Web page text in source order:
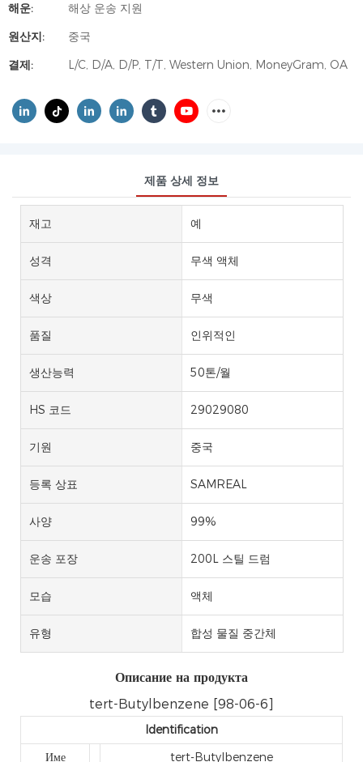
해운:
해상 운송 지원
원산지:
중국
결제:
L/C, D/A, D/P, T/T, Western Union, MoneyGram, OA
제품 상세 정보
재고 예
성격 무색 액체
색상 무색
품질 인위적인
생산능력 50톤/월
HS 코드 29029080
기원 중국
등록 상표 SAMREAL
사양 99%
운송 포장 200L 스틸 드럼
모습 액체
유형 합성 물질 중간체
Описание на продукта
tert-Butylbenzene [98-06-6]
Identification
Име
tert-Butylbenzene